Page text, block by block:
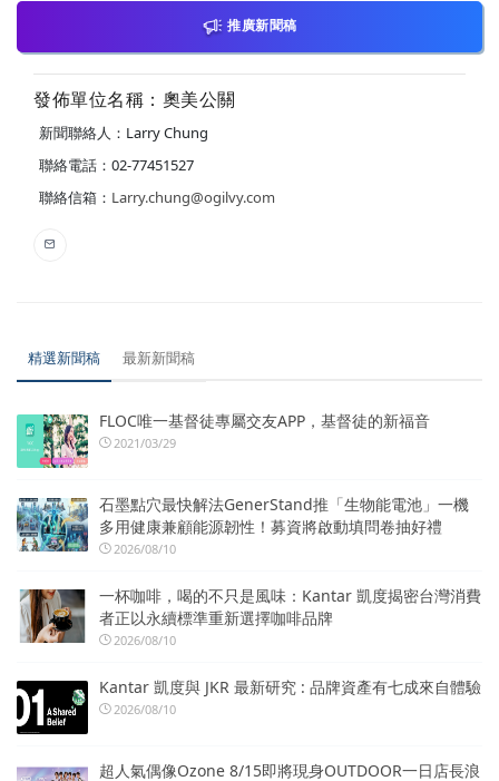
推廣新聞稿
發佈單位名稱：奧美公關
新聞聯絡人：Larry Chung
聯絡電話：02-77451527
聯絡信箱： Larry.chung@ogilvy.com
精選新聞稿 最新新聞稿
FLOC唯一基督徒專屬交友APP，基督徒的新福音
2021/03/29
石墨點穴最快解法GenerStand推「生物能電池」一機
多用健康兼顧能源韌性！募資將啟動填問卷抽好禮
2026/08/10
一杯咖啡，喝的不只是風味：Kantar 凱度揭密台灣消費
者正以永續標準重新選擇咖啡品牌
2026/08/10
Kantar 凱度與 JKR 最新研究 : 品牌資產有七成來自體驗
2026/08/10
超人氣偶像Ozone 8/15即將現身OUTDOOR一日店長浪